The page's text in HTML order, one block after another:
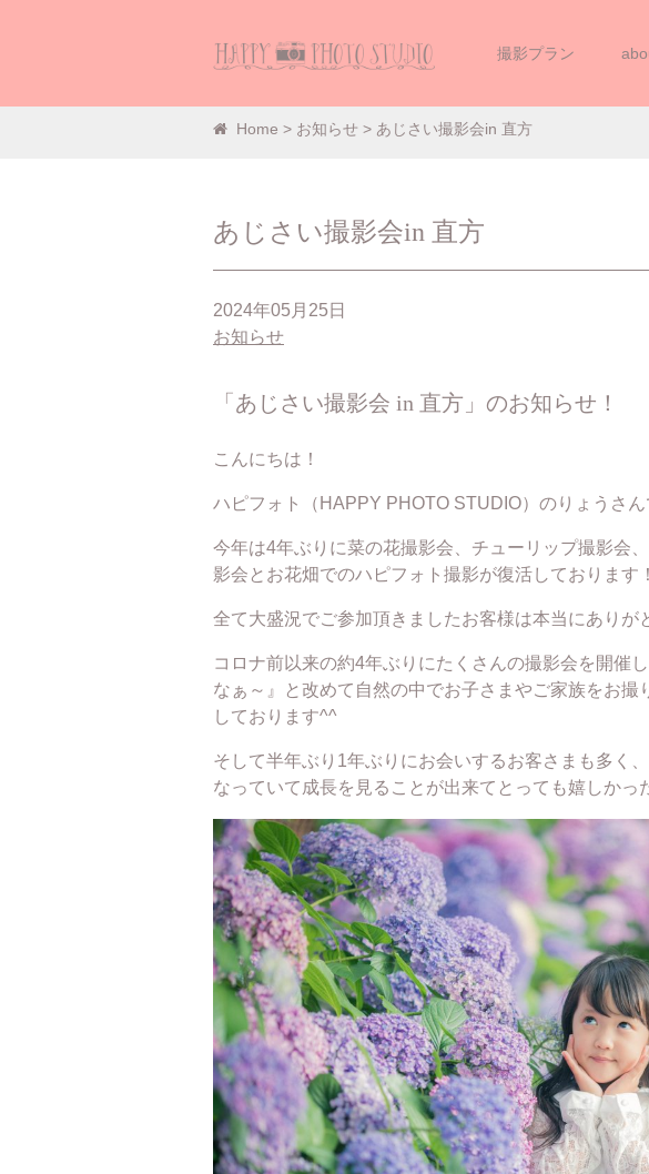
撮影プラン
Home > お知らせ > あじさい撮影会in 直方
あじさい撮影会in 直方
2024年05月25日
お知らせ
「あじさい撮影会 in 直方」のお知らせ！
こんにちは！
ハピフォト（HAPPY PHOTO STUDIO）のりょうさん
今年は4年ぶりに菜の花撮影会、チューリップ撮影会
影会とお花畑でのハピフォト撮影が復活しております！
全て大盛況でご参加頂きましたお客様は本当にありが
コロナ前以来の約4年ぶりにたくさんの撮影会を開催
なぁ～』と改めて自然の中でお子さまやご家族をお
しております^^
そして半年ぶり1年ぶりにお会いするお客さまも多く
なっていて成長を見ることが出来てとっても嬉しかっ